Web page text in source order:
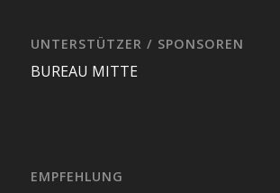
UNTERSTÜTZER / SPONSOREN
BUREAU MITTE
EMPFEHLUNG